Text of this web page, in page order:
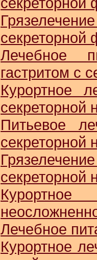
секреторной
Лечебное
гастритом с
Курортное
секреторной
Питьевое
секреторной
секреторной
Лечебное
Курортное